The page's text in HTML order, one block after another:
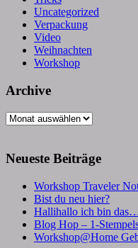
Uncategorized
Verpackung
Video
Weihnachten
Workshop
Archive
Archive
Neueste Beiträge
Workshop Traveler
Bist du neu hier?
Hallihallo ich bin
Blog Hop – 1-
Workshop@Home